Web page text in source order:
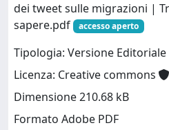
dei tweet sulle migrazioni |
sapere.pdf
accesso aperto
Tipologia: Versione Editoriale
Licenza: Creative commons
Dimensione 210.68 kB
Formato Adobe PDF